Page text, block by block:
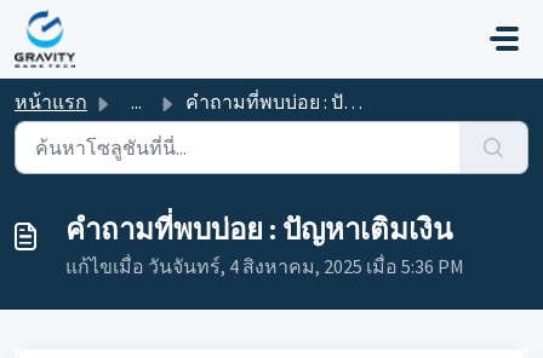
ข้ามไปยังเนื้อหาหลัก
หน้าแรก ... คำถามที่พบบ่อย : ปัญหาเติมเงิน
คำถามที่พบบ่อย : ปัญหาเติมเงิน
แก้ไขเมื่อ วันจันทร์, 4 สิงหาคม, 2025 เมื่อ 5:36 PM